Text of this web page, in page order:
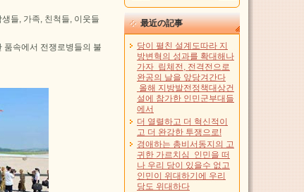
들, 가족, 친척들, 이웃들
품속에서 전쟁로병들의 불
最近の記事
당이 펼친 설계도따라 지
방변혁의 성과를 확대해나
가자 립체전, 전격전으로
완공의 날을 앞당겨간다
올해 지방발전정책대상건
설에 참가한 인민군부대들
에서
더 열렬하고 더 혁신적이
고 더 완강한 투쟁으로!
경애하는 총비서동지의 고
귀한 가르치심 인민을 떠
나 우리 당이 있을수 없고
인민이 위대하기에 우리
당도 위대하다